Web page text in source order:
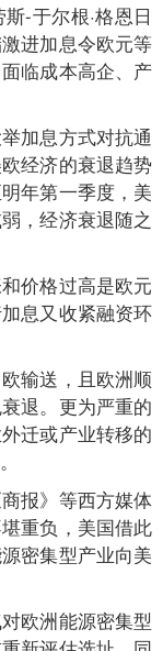
-于尔根·格恩日
进加息令欧元等
临成本高企、产
加息方式对抗通
经济的衰退趋势
年第一季度，美
，经济衰退随之
价格过高是欧元
息又收紧融资环
输送，且欧洲顺
退。更为严重的
迁或产业转移的
报》等西方媒体
重负，美国借此
密集型产业向美
欧洲能源密集型